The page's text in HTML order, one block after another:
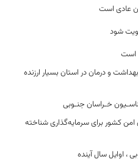
عادی است
شود
و درمان در استان بسیار ارزنده
خـراسان جنـوبی
کشور برای سرمایه‌گذاری شناخته
، اوایل سال آینده